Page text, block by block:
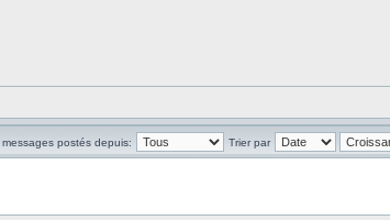
postés depuis: Trier par